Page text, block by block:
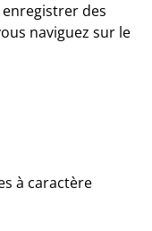
des
naviguez sur le
à caractère